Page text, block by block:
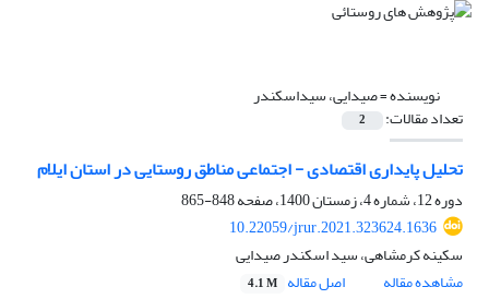
نویسنده =صیدایی، سیداسکندر
تعداد مقالات: 2
تحلیل پایداری اقتصادی - اجتماعی مناطق روستایی در استان ایلام
دوره 12، شماره 4، زمستان 1400، صفحه
848-865
10.22059/jrur.2021.323624.1636
سکینه کرمشاهی، سید اسکندر صیدایی
مشاهده مقاله
اصل مقاله 4.1 M